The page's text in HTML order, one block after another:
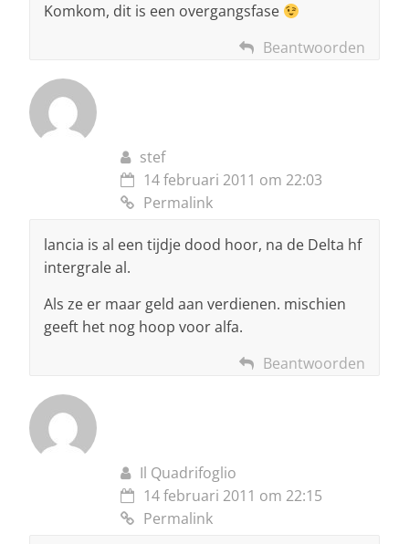
Komkom, dit is een overgangsfase
Beantwoorden
stef
14 februari 2011 om 22:03
Permalink
lancia is al een tijdje dood hoor, na de Delta hf
intergrale al.
Als ze er maar geld aan verdienen. mischien
geeft het nog hoop voor alfa.
Beantwoorden
Il Quadrifoglio
14 februari 2011 om 22:15
Permalink